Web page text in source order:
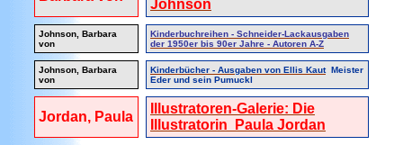
Johnson
Johnson, Barbara
von
Kinderbuchreihen - Schneider-Lackausgaben
der 1950er bis 90er Jahre - Autoren A-Z
Johnson, Barbara
von
Kinderbücher - Ausgaben von Ellis KautMeister
Eder und sein Pumuckl
Jordan, Paula
Illustratoren-Galerie: Die
Illustratorin Paula Jordan